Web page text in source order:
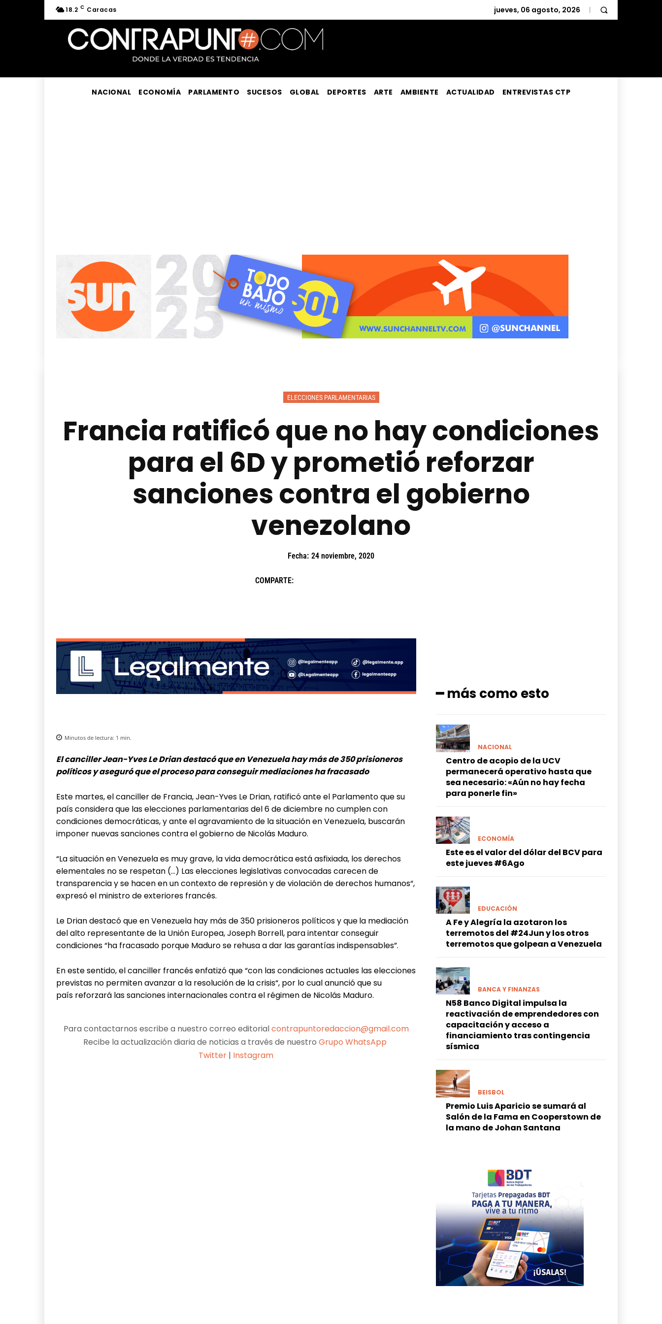
18.2 C Caracas jueves, 06 agosto, 2026
NACIONAL ECONOMÍA PARLAMENTO SUCESOS GLOBAL DEPORTES ARTE AMBIENTE ACTUALIDAD ENTREVISTAS CTP
ELECCIONES PARLAMENTARIAS
Francia ratificó que no hay condiciones
para el 6D y prometió reforzar
sanciones contra el gobierno
venezolano
Fecha: 24 noviembre, 2020
COMPARTE:
Minutos de lectura: 1 min.
El canciller Jean-Yves Le Drian destacó que en Venezuela hay más de 350 prisioneros
políticos y aseguró que el proceso para conseguir mediaciones ha fracasado
Este martes, el canciller de Francia, Jean-Yves Le Drian, ratificó ante el Parlamento que su
país considera que las elecciones parlamentarias del 6 de diciembre no cumplen con
condiciones democráticas, y ante el agravamiento de la situación en Venezuela, buscarán
imponer nuevas sanciones contra el gobierno de Nicolás Maduro.
“La situación en Venezuela es muy grave, la vida democrática está asfixiada, los derechos
elementales no se respetan (…) Las elecciones legislativas convocadas carecen de
transparencia y se hacen en un contexto de represión y de violación de derechos humanos“,
expresó el ministro de exteriores francés.
Le Drian destacó que en Venezuela hay más de 350 prisioneros políticos y quela mediación
del alto representante de la Unión Europea, Joseph Borrell, para intentar conseguir
condiciones “ha fracasado porque Maduro se rehusa a dar las garantías indispensables”.
En este sentido, el canciller francés enfatizó que “con las condiciones actuales las elecciones
previstas no permiten avanzar a la resolución de la crisis“, por lo cual anunció que su
país reforzará las sanciones internacionales contra el régimen de Nicolás Maduro.
Para contactarnos escribe a nuestro correo editorialcontrapuntoredaccion@gmail.com
Recibe la actualización diaria de noticias a través de nuestroGrupo WhatsApp
Twitter | Instagram
━ más como esto
NACIONAL
Centro de acopio de la UCV
permanecerá operativo hasta que
sea necesario: «Aún no hay fecha
para ponerle fin»
ECONOMÍA
Este es el valor del dólar del BCV para
este jueves #6Ago
EDUCACIÓN
A Fe y Alegría la azotaron los
terremotos del #24Jun y los otros
terremotos que golpean a Venezuela
BANCA Y FINANZAS
N58 Banco Digital impulsa la
reactivación de emprendedores con
capacitación y acceso a
financiamiento tras contingencia
sísmica
BEISBOL
Premio Luis Aparicio se sumará al
Salón de la Fama en Cooperstown de
la mano de Johan Santana